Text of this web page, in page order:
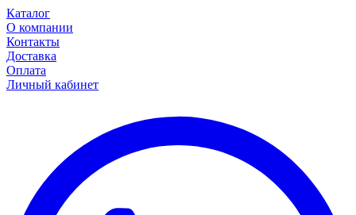
Каталог
О компании
Контакты
Доставка
Оплата
Личный кабинет